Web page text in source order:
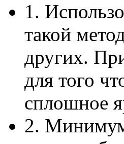
1.
такой
других.
для того
сплошное
2. Минимум